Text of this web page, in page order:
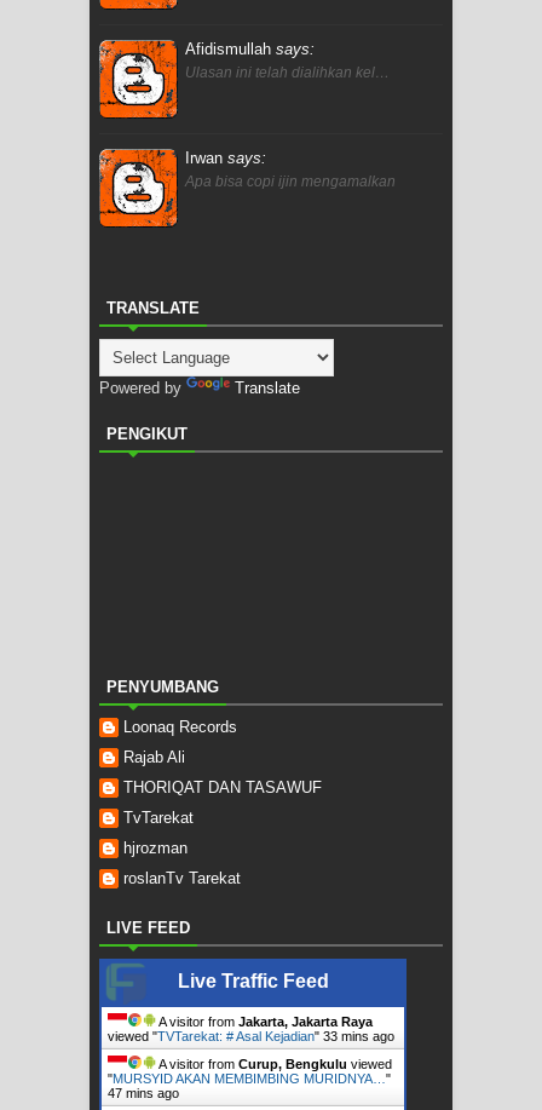
Afidismullah says:
Ulasan ini telah dialihkan kel…
Irwan says:
Apa bisa copi ijin mengamalkan
TRANSLATE
Powered by Translate
PENGIKUT
PENYUMBANG
Loonaq Records
Rajab Ali
THORIQAT DAN TASAWUF
TvTarekat
hjrozman
roslanTv Tarekat
LIVE FEED
Live Traffic Feed
A visitor from Jakarta, Jakarta Raya
viewed "TVTarekat: # Asal Kejadian" 33 mins ago
A visitor from Curup, Bengkulu viewed
"MURSYID AKAN MEMBIMBING MURIDNYA… "
47 mins ago